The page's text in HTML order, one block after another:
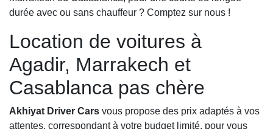
durée avec ou sans chauffeur ? Comptez sur nous !
Location de voitures à
Agadir, Marrakech et
Casablanca pas chère
Akhiyat Driver Cars vous propose des prix adaptés à vos
attentes, correspondant à votre budget limité, pour vous